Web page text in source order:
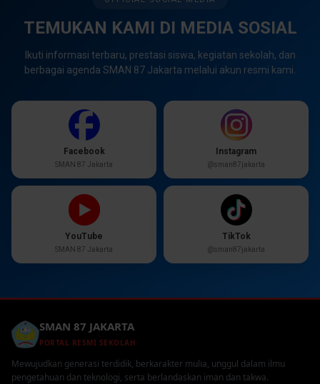
TEMUKAN KAMI DI MEDIA SOSIAL
Ikuti informasi terbaru, prestasi siswa, kegiatan sekolah, dan
berbagai agenda SMAN 87 Jakarta melalui akun resmi kami.
Facebook
SMAN 87 Jakarta
Instagram
@sman87jakarta
YouTube
SMAN 87 Jakarta
TikTok
@sman87jakarta
SMAN 87 JAKARTA
PORTAL RESMI SEKOLAH
Mewujudkan generasi terdidik, berkarakter mulia, unggul dalam ilmu
pengetahuan dan teknologi, serta berlandaskan iman dan takwa.